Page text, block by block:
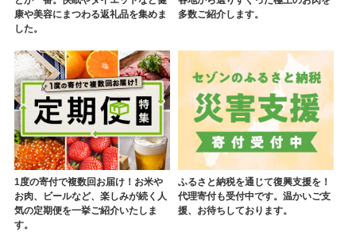
康や美容にまつわる返礼品を集めま
した。
多数ご紹介します。
1度の寄付で複数回お届け！お米や
お肉、ビールなど、楽しみが続く人
気の定期便を一挙ご紹介いたしま
す。
ふるさと納税を通じて復興支援を！
代理寄付も受付中です。温かいご支
援、お待ちしております。